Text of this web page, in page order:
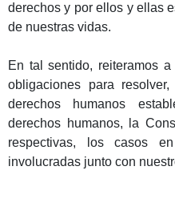
derechos y por ellos y ellas
de nuestras vidas.
En tal sentido, reiteramos
obligaciones para
derechos humanos
derechos humanos, la
respectivas, los casos
involucradas junto con